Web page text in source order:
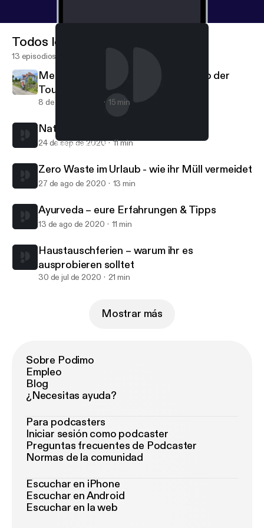
Naturparadies Polen
Todos los episodios
13 episodios
Mecklenburg-Vorpommern – Fernab der
Touristenpfade
8 de oct de 2020 15 min
Naturparadies Polen
24 de sep de 2020 11 min
Zero Waste im Urlaub - wie ihr Müll vermeidet
27 de ago de 2020 13 min
Ayurveda – eure Erfahrungen & Tipps
13 de ago de 2020 11 min
Haustauschferien – warum ihr es
ausprobieren solltet
30 de jul de 2020 21 min
Mostrar más
Sobre Podimo
Empleo
Blog
¿Necesitas ayuda?
Para podcasters
Iniciar sesión como podcaster
Preguntas frecuentes de Podcaster
Normas de la comunidad
Escuchar en iPhone
Escuchar en Android
Escuchar en la web